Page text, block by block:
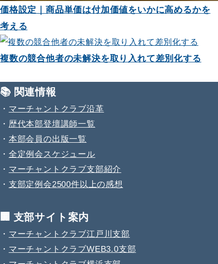
価格設定｜商品単価は付加価値をいかに高めるかを
考える
複数の競合他者の未解決を取り入れて差別化する
📚 関連情報
・ マーチャントクラブ沿革
・ 歴代本部登壇講師一覧
・ 本部会員の出版一覧
・ 全定例会スケジュール
・ マーチャントクラブ支部紹介
・ 支部定例会2500件以上の感想
🏢 支部サイト案内
・ マーチャントクラブ江戸川支部
・ マーチャントクラブWEB3.0支部